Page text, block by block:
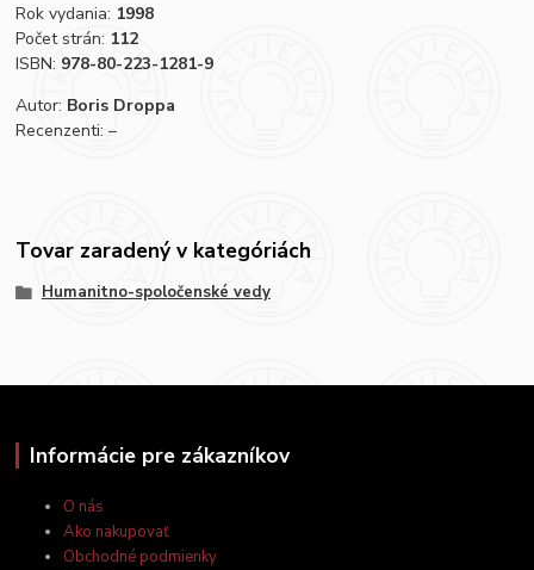
Rok vydania: 1998
Počet strán: 112
ISBN: 978-80-223-1281-9
Autor: Boris Droppa
Recenzenti: –
Tovar zaradený v kategóriách
Humanitno-spoločenské vedy
Informácie pre zákazníkov
O nás
Ako nakupovať
Obchodné podmienky